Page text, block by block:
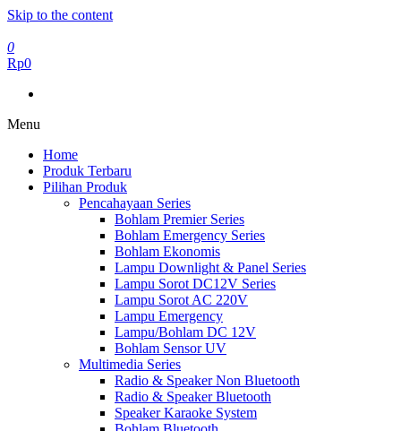
Skip to the content
0
Rp0
Menu
Home
Produk Terbaru
Pilihan Produk
Pencahayaan Series
Bohlam Premier Series
Bohlam Emergency Series
Bohlam Ekonomis
Lampu Downlight & Panel Series
Lampu Sorot DC12V Series
Lampu Sorot AC 220V
Lampu Emergency
Lampu/Bohlam DC 12V
Bohlam Sensor UV
Multimedia Series
Radio & Speaker Non Bluetooth
Radio & Speaker Bluetooth
Speaker Karaoke System